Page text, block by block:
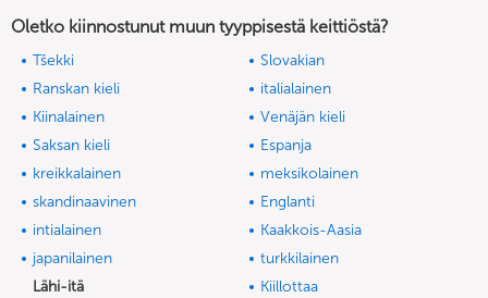
Oletko kiinnostunut muun tyyppisestä keittiöstä?
Tšekki
Slovakian
Ranskan kieli
italialainen
Kiinalainen
Venäjän kieli
Saksan kieli
Espanja
kreikkalainen
meksikolainen
skandinaavinen
Englanti
intialainen
Kaakkois-Aasia
japanilainen
turkkilainen
Lähi-itä
Kiillottaa